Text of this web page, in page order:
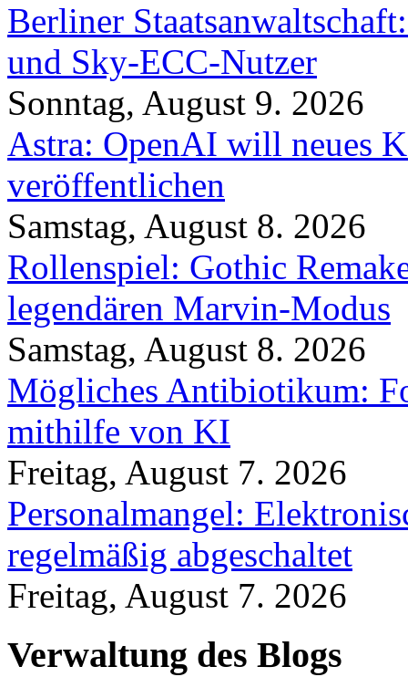
Berliner
und Sky-ECC-Nutzer
Sonntag, August 9. 2026
Astra: OpenAI will neues
veröffentlichen
Samstag, August 8. 2026
Rollenspiel: Gothic
legendären Marvin-Modus
Samstag, August 8. 2026
Mögliches Antibiotikum:
mithilfe von KI
Freitag, August 7. 2026
Personalmangel:
regelmäßig abgeschaltet
Freitag, August 7. 2026
Verwaltung des Blogs